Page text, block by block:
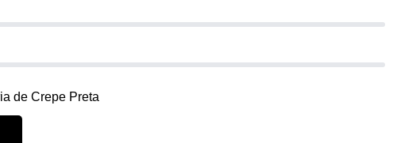
de Crepe Preta